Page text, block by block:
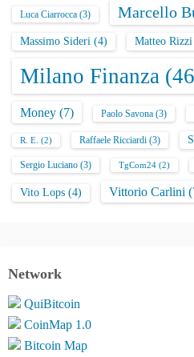
Luca Ciarrocca (3) Marcello
Massimo Sideri (4) Matteo Rizzi
Milano Finanza
Money (7) Paolo Savona (3)
R. E. (2) Raffaele Ricciardi (3)
Sergio Luciano (3) TgCom24 (2)
Vito Lops (4) Vittorio Carlini
Network
QuiBitcoin
CoinMap 1.0
Bitcoin Map